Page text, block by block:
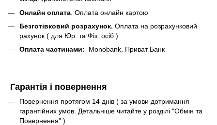
Онлайн оплата . Оплата онлайн картою
Безготівковий розрахунок. Оплата на розрахунковий
рахунок ( для Юр. та Фіз. осіб )
Оплата частинами: Monobank, Приват Банк
Гарантія і повернення
Повернення протягом 14 днів ( за умови дотримання
гарантійних умов. Детальніше читайте у розділі "Обмін та
Повернення" )